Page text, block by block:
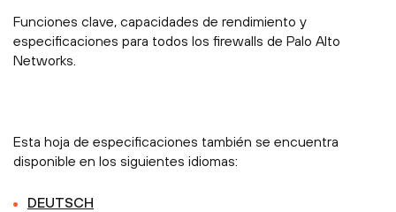
Funciones clave, capacidades de rendimiento y
especificaciones para todos los firewalls de Palo Alto
Networks.
Esta hoja de especificaciones también se encuentra
disponible en los siguientes idiomas:
DEUTSCH